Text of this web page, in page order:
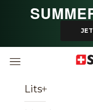
Ouvrir la navigation
Lits